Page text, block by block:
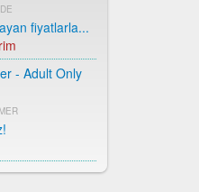
fiyatlarla...
- Adult Only
HOTEL SPA